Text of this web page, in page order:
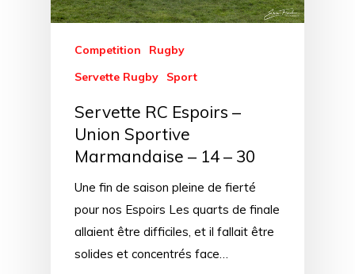
Competition
Rugby
Servette Rugby
Sport
Servette RC Espoirs –
Union Sportive
Marmandaise – 14 – 30
Une fin de saison pleine de fierté
pour nos Espoirs Les quarts de finale
allaient être difficiles, et il fallait être
solides et concentrés face…